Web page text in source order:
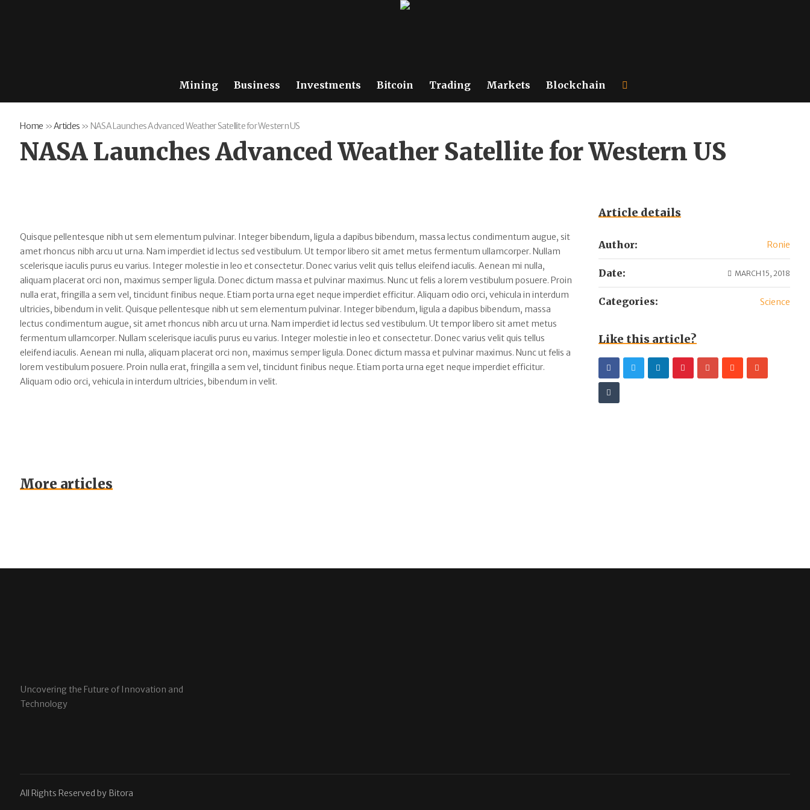
Mining Business Investments Bitcoin Trading Markets Blockchain
Home »Articles » NASA Launches Advanced Weather Satellite for Western US
NASA Launches Advanced Weather Satellite for Western US
Quisque pellentesque nibh ut sem elementum pulvinar. Integer bibendum, ligula a dapibus bibendum, massa lectus condimentum augue, sit
amet rhoncus nibh arcu ut urna. Nam imperdiet id lectus sed vestibulum. Ut tempor libero sit amet metus fermentum ullamcorper. Nullam
scelerisque iaculis purus eu varius. Integer molestie in leo et consectetur. Donec varius velit quis tellus eleifend iaculis. Aenean mi nulla,
aliquam placerat orci non, maximus semper ligula. Donec dictum massa et pulvinar maximus. Nunc ut felis a lorem vestibulum posuere. Proin
nulla erat, fringilla a sem vel, tincidunt finibus neque. Etiam porta urna eget neque imperdiet efficitur. Aliquam odio orci, vehicula in interdum
ultricies, bibendum in velit. Quisque pellentesque nibh ut sem elementum pulvinar. Integer bibendum, ligula a dapibus bibendum, massa
lectus condimentum augue, sit amet rhoncus nibh arcu ut urna. Nam imperdiet id lectus sed vestibulum. Ut tempor libero sit amet metus
fermentum ullamcorper. Nullam scelerisque iaculis purus eu varius. Integer molestie in leo et consectetur. Donec varius velit quis tellus
eleifend iaculis. Aenean mi nulla, aliquam placerat orci non, maximus semper ligula. Donec dictum massa et pulvinar maximus. Nunc ut felis a
lorem vestibulum posuere. Proin nulla erat, fringilla a sem vel, tincidunt finibus neque. Etiam porta urna eget neque imperdiet efficitur.
Aliquam odio orci, vehicula in interdum ultricies, bibendum in velit.
Article details
Author: Ronie
Date: MARCH 15, 2018
Categories: Science
Like this article?
More articles
Uncovering the Future of Innovation and
Technology
All Rights Reserved by Bitora